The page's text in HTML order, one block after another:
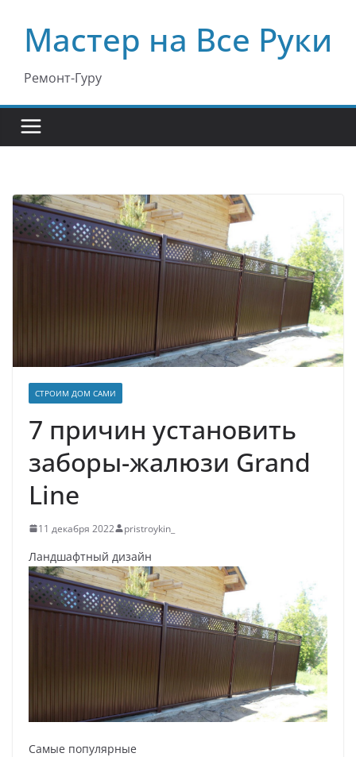
содержимому
Мастер на Все Руки
Ремонт-Гуру
СТРОИМ ДОМ САМИ
7 причин установить
заборы-жалюзи Grand
Line
11 декабря 2022 pristroykin_
Ландшафтный дизайн
Самые популярные